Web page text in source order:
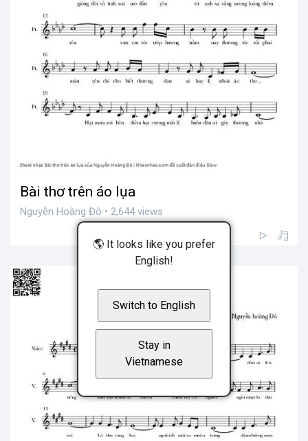
Bài thơ trên áo lụa
Nguyễn Hoàng Đô • 2,644 views
🌎 It looks like you prefer
English!
Switch to English
Stay in
Vietnamese